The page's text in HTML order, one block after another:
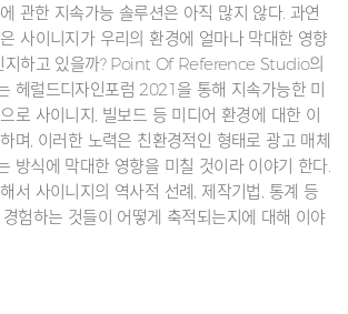
관한 지속가능 솔루션은 아직 많지 않다. 과연
사이니지가 우리의 환경에 얼마나 막대한 영향
지하고 있을까? Point Of Reference Studio의
헤럴드디자인포럼 2021을 통해 지속가능한 미
로 사이니지, 빌보드 등 미디어 환경에 대한 이
며, 이러한 노력은 친환경적인 형태로 광고 매체
방식에 막대한 영향을 미칠 것이라 이야기 한다.
서 사이니지의 역사적 선례, 제작기법, 통계 등
험하는 것들이 어떻게 축적되는지에 대해 이야